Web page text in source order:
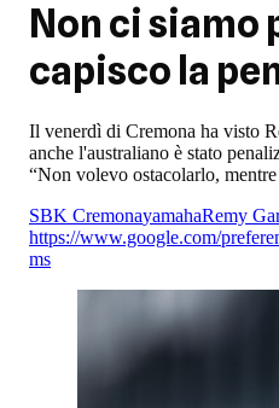
Non ci siamo
capisco la
Il venerdì di Cremona ha visto
anche l'australiano è stato
“Non volevo ostacolarlo,
SBK CremonayamahaRemy
https://www.google.com/
ms